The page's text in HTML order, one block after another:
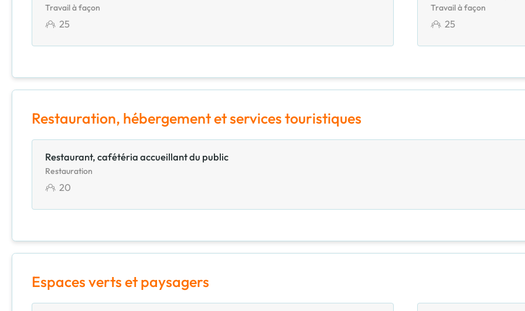
Travail à façon
25
Travail à façon
25
Restauration, hébergement et services touristiques
Restaurant, cafétéria accueillant du public
Restauration
20
Espaces verts et paysagers